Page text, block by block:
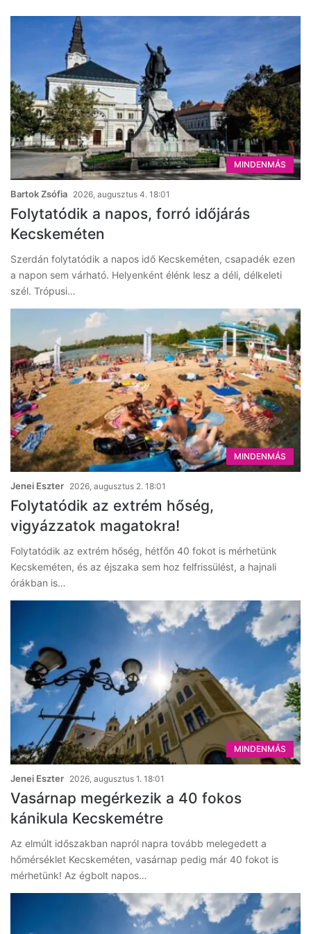
MINDENMÁS
Bartok Zsófia 2026, augusztus 4. 18:01
Folytatódik a napos, forró időjárás
Kecskeméten
Szerdán folytatódik a napos idő Kecskeméten, csapadék ezen
a napon sem várható. Helyenként élénk lesz a déli, délkeleti
szél. Trópusi…
MINDENMÁS
Jenei Eszter 2026, augusztus 2. 18:01
Folytatódik az extrém hőség,
vigyázzatok magatokra!
Folytatódik az extrém hőség, hétfőn 40 fokot is mérhetünk
Kecskeméten, és az éjszaka sem hoz felfrissülést, a hajnali
órákban is…
MINDENMÁS
Jenei Eszter 2026, augusztus 1. 18:01
Vasárnap megérkezik a 40 fokos
kánikula Kecskemétre
Az elmúlt időszakban napról napra tovább melegedett a
hőmérséklet Kecskeméten, vasárnap pedig már 40 fokot is
mérhetünk! Az égbolt napos…